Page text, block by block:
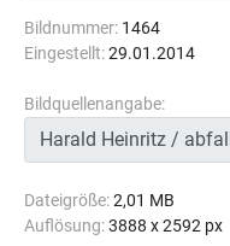
Bildnummer: 1464
Eingestellt:29.01.2014
Bildquellenangabe:
Dateigröße:2,01 MB
Auflösung:3888 x 2592 px